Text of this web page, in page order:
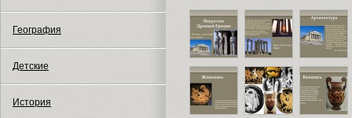
География
Детские
История